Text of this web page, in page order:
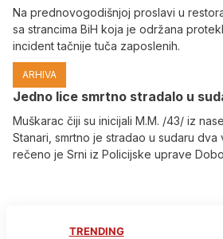
Na prednovogodišnjoj proslavi u
sa strancima BiH koja je održana
incident tačnije tuča zaposlenih.
ARHIVA
Јedno lice smrtno stradalo u
Muškarac čiji su inicijali M.M. /43/ iz
Stanari, smrtno je stradao u sudaru dva
rečeno je Srni iz Policijske uprave
TRENDING